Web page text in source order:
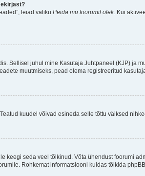
leiad valiku Peida mu foorumil olek. Kui
Sellisel juhul mine Kasutaja Juhtpaneel (KJP) ja
muutmiseks, pead olema registreeritud
kuudel võivad esineda selle tõttu väiksed
keegi seda veel tõlkinud. Võta ühendust foorumi
Rohkemat informatsiooni kuidas tõlkida